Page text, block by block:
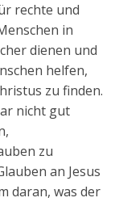
rechte und
in
dienen und
helfen,
zu finden.
nicht gut
zu
an Jesus
daran, was der